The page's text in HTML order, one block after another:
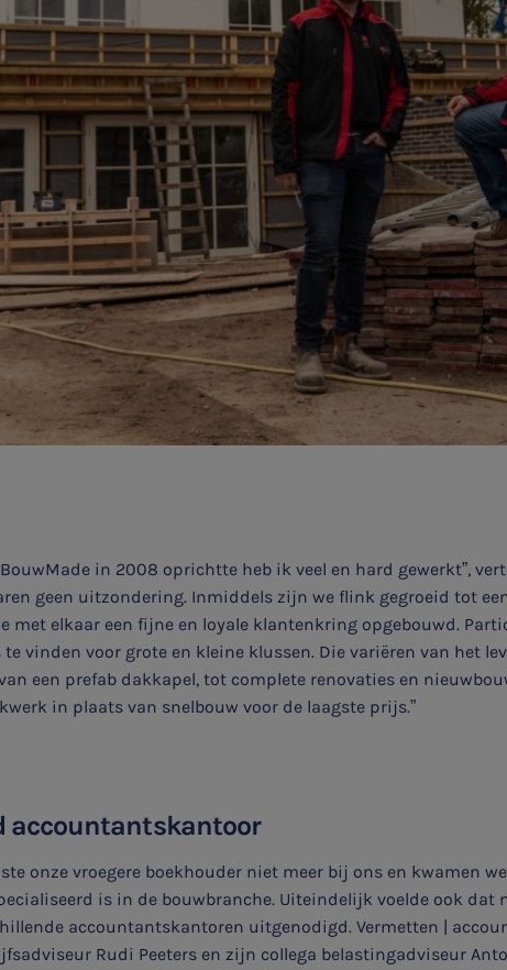
in 2008 oprichtte heb ik veel en hard gewerkt”,
geen uitzondering. Inmiddels zijn we flink gegroeid tot
met elkaar een fijne en loyale klantenkring opgebouwd.
vinden voor grote en kleine klussen. Die variëren van het
een prefab dakkapel, tot complete renovaties en
in plaats van snelbouw voor de laagste prijs.”
accountantskantoor
onze vroegere boekhouder niet meer bij ons en kwamen
is in de bouwbranche. Uiteindelijk voelde ook dat
accountantskantoren uitgenodigd. Vermetten |
Rudi Peeters en zijn collega belastingadviseur